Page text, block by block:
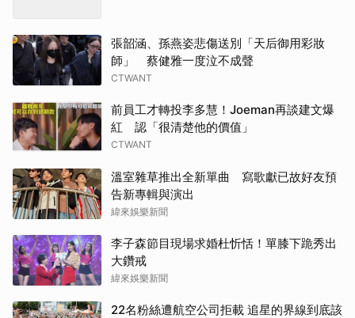
張韶涵、孫燕姿悲傷送別「天后御用彩妝
師」 蔡健雅一度泣不成聲
CTWANT
前員工才轉投李多慧！Joeman再談建文爆
紅 認「很清楚他的價值」
CTWANT
溫室雜草推出全新單曲 寫歌獻已故好友預
告新專輯與演出
緯來娛樂新聞
李子森節目現場求婚杜忻恬！單膝下跪秀出
大鑽戒
緯來娛樂新聞
22名粉絲遭航空公司拒載 追星的界線到底該